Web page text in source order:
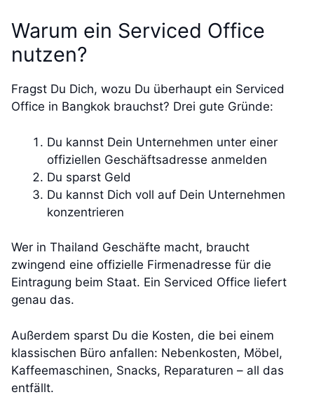
Warum ein Serviced Office
nutzen?
Fragst Du Dich, wozu Du überhaupt ein Serviced
Office in Bangkok brauchst? Drei gute Gründe:
Du kannst Dein Unternehmen unter einer
offiziellen Geschäftsadresse anmelden
Du sparst Geld
Du kannst Dich voll auf Dein Unternehmen
konzentrieren
Wer in Thailand Geschäfte macht, braucht
zwingend eine offizielle Firmenadresse für die
Eintragung beim Staat. Ein Serviced Office liefert
genau das.
Außerdem sparst Du die Kosten, die bei einem
klassischen Büro anfallen: Nebenkosten, Möbel,
Kaffeemaschinen, Snacks, Reparaturen – all das
entfällt.